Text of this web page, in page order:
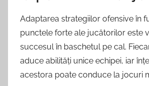
Adaptarea strategiilor ofensive în
punctele forte ale jucătorilor este
succesul în baschetul pe cal.
aduce abilități unice echipei, iar
acestora poate conduce la jocuri